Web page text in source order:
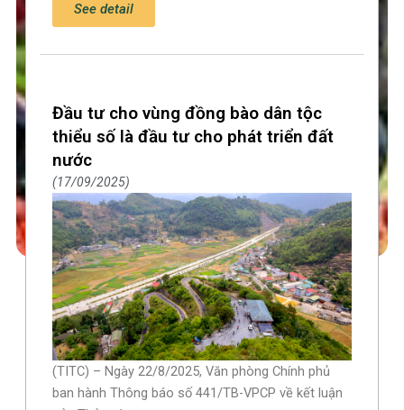
See detail
Đầu tư cho vùng đồng bào dân tộc
thiểu số là đầu tư cho phát triển đất
nước
17/09/2025
(TITC) – Ngày 22/8/2025, Văn phòng Chính phủ
ban hành Thông báo số 441/TB-VPCP về kết luận